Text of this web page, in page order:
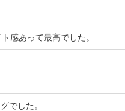
感あって最高でした。
でした。